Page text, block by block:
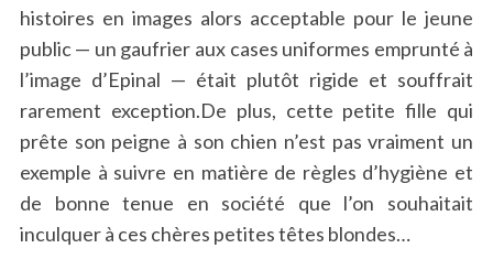
histoires en images alors acceptable pour le jeune
public — un gaufrier aux cases uniformes emprunté à
l’image d’Epinal — était plutôt rigide et souffrait
rarement exception.De plus, cette petite fille qui
prête son peigne à son chien n’est pas vraiment un
exemple à suivre en matière de règles d’hygiène et
de bonne tenue en société que l’on souhaitait
inculquer à ces chères petites têtes blondes…